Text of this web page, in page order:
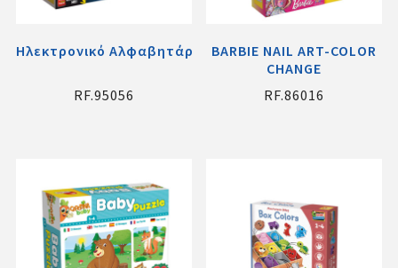
Ηλεκτρονικό Αλφαβητάρι Μοντεσσορι
RF.95056
BARBIE NAIL ART-COLOR
CHANGE
RF.86016